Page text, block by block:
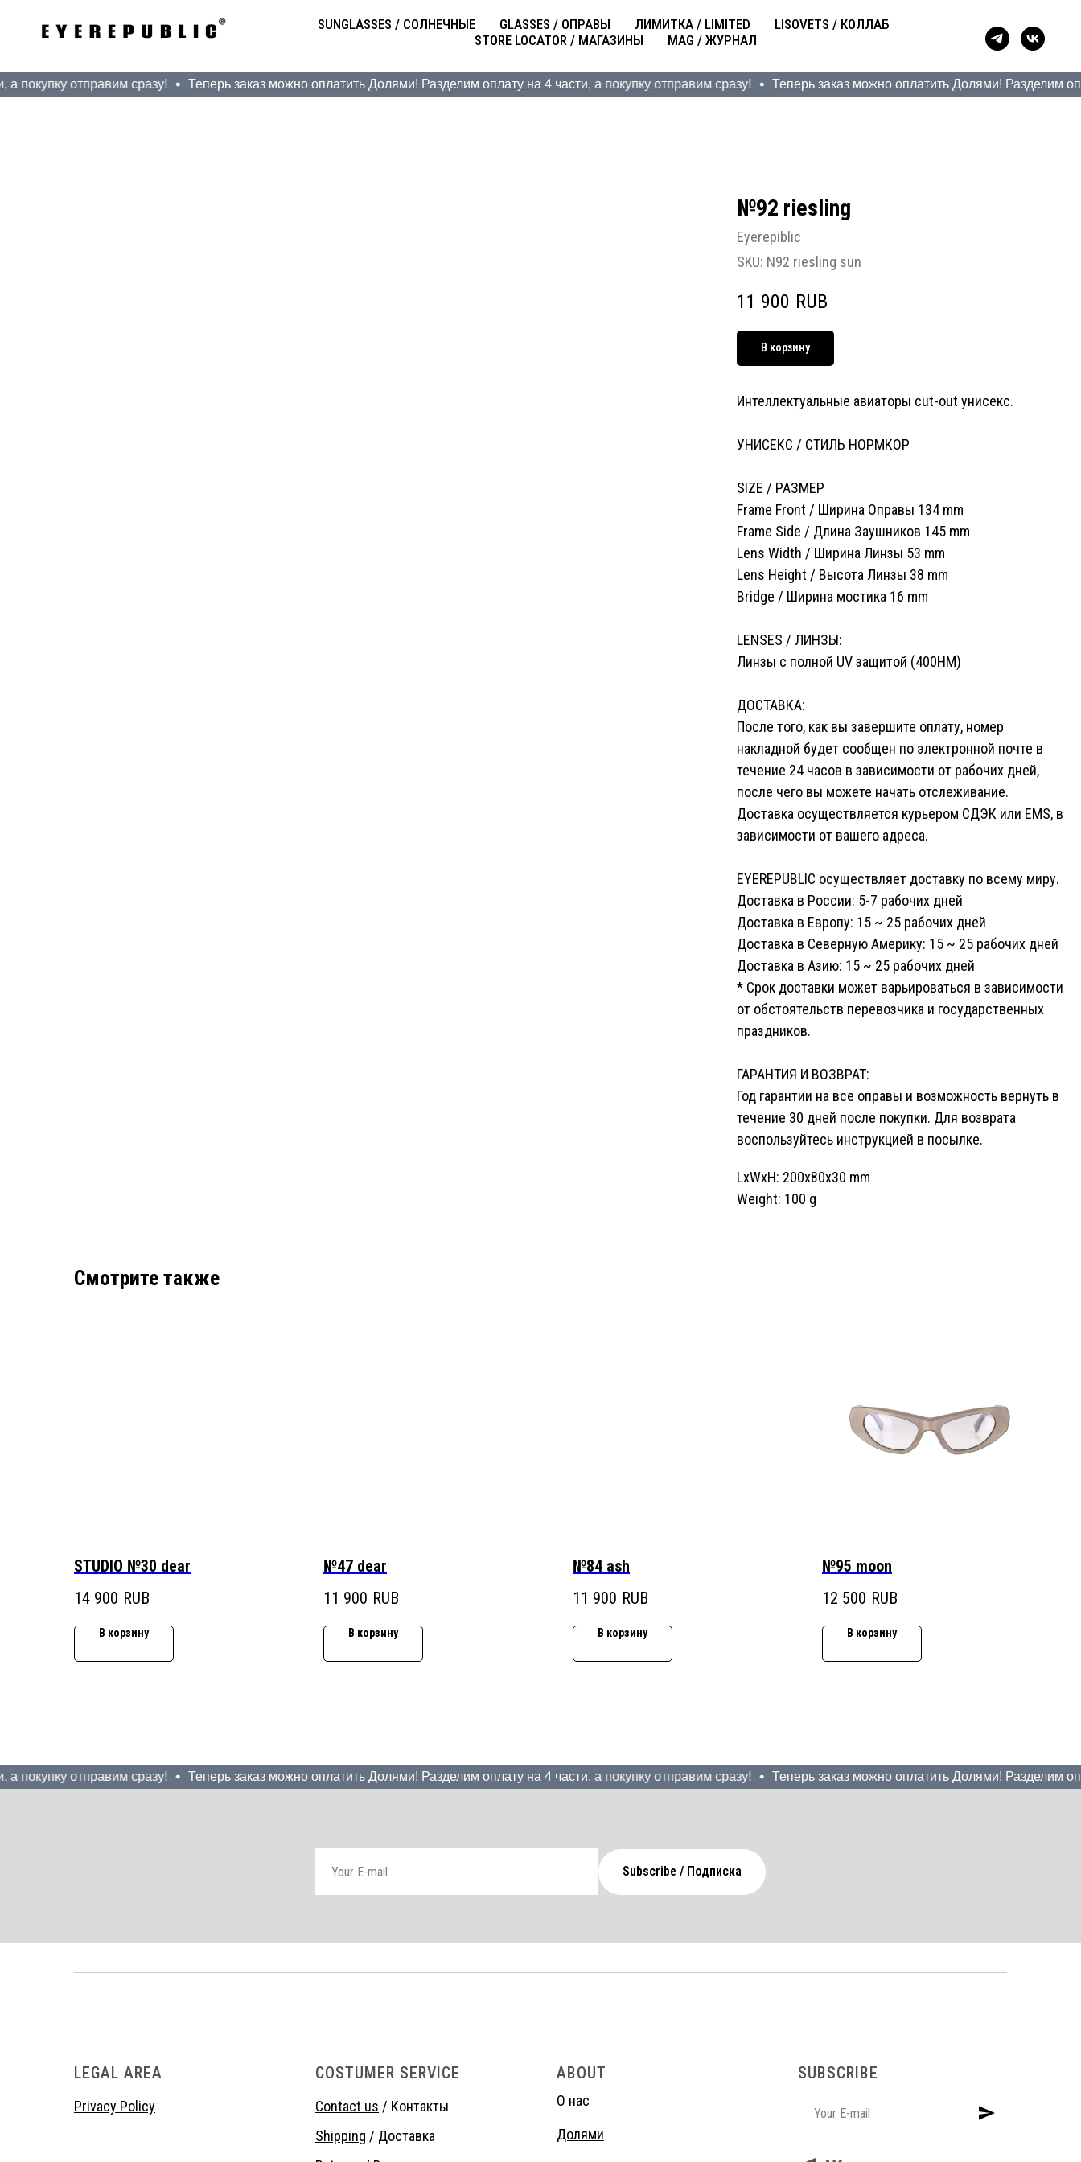
SUNGLASSES / СОЛНЕЧНЫЕ GLASSES / ОПРАВЫ ЛИМИТКА / LIMITED
LISOVETS / КОЛЛАБ
STORE LOCATOR / МАГАЗИНЫ
MAG / ЖУРНАЛ
отправим сразу! Теперь заказ можно оплатить Долями! Разделим оплату на 4 части, а покупку отправим сразу! Теперь заказ можно оплатить Долями! Разделим
№92 riesling
Eyerepiblic
SKU: N92 riesling sun
11 900 RUB
В корзину
Интеллектуальные авиаторы cut-out унисекс.
УНИСЕКС / СТИЛЬ НОРМКОР
SIZE / РАЗМЕР
Frame Front / Ширина Оправы 134 mm
Frame Side / Длина Заушников 145 mm
Lens Width / Ширина Линзы 53 mm
Lens Height / Высота Линзы 38 mm
Bridge / Ширина мостика 16 mm
LENSES / ЛИНЗЫ:
Линзы с полной UV защитой (400HM)
ДОСТАВКА:
После того, как вы завершите оплату, номер
накладной будет сообщен по электронной почте в
течение 24 часов в зависимости от рабочих дней,
после чего вы можете начать отслеживание.
Доставка осуществляется курьером СДЭК или EMS, в
зависимости от вашего адреса.
EYEREPUBLIC осуществляет доставку по всему миру.
Доставка в России: 5-7 рабочих дней
Доставка в Европу: 15 ~ 25 рабочих дней
Доставка в Северную Америку: 15 ~ 25 рабочих дней
Доставка в Азию: 15 ~ 25 рабочих дней
* Срок доставки может варьироваться в зависимости
от обстоятельств перевозчика и государственных
праздников.
ГАРАНТИЯ И ВОЗВРАТ:
Год гарантии на все оправы и возможность вернуть в
течение 30 дней после покупки. Для возврата
воспользуйтесь инструкцией в посылке.
LxWxH: 200x80x30 mm
Weight: 100 g
Смотрите также
STUDIO №30 dear
14 900 RUB
В корзину
№47 dear
11 900 RUB
В корзину
№84 ash
11 900 RUB
В корзину
№95 moon
12 500 RUB
В корзину
отправим сразу! Теперь заказ можно оплатить Долями! Разделим оплату на 4 части, а покупку отправим сразу! Теперь заказ можно оплатить Долями! Разделим
Subscribe / Подписка
LEGAL AREA
Privacy Policy
COSTUMER SERVICE
Contact us / Контакты
Shipping / Доставка
ABOUT
О нас
Долями
SUBSCRIBE